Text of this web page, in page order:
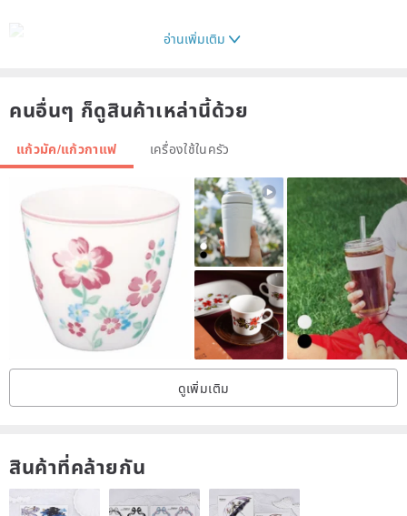
【Shadow】Glass blue series
Material: formula clay, medium temperature glaze
Features: The shape of the cup is formed by the pulling technique,
the cup body is thick and stable, and the heat preservation is good.
Skill description: The exterior of the cup body is hand-carved, this
glaze is not easy to leave tea stains, and it is easier to clean.
Pottery Cup Size: The capacity is about 150cc ±5, the height of the
7.5 cm (without the handle).
The pottery is a limited edition handmade work by the artist.
อ่านเพิ่มเติม
คนอื่นๆ ก็ดูสินค้าเหล่านี้ด้วย
แก้วมัค/แก้วกาแฟ เครื่องใช้ในครัว
ดูเพิ่มเติม
สินค้าที่คล้ายกัน